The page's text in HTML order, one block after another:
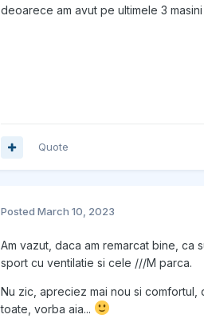
deoarece am avut pe ultimele 3
Quote
Posted March 10, 2023
Am vazut, daca am remarcat bine, ca
sport cu ventilatie si cele ///M parca.
Nu zic, apreciez mai nou si comfortul,
toate, vorba aia...